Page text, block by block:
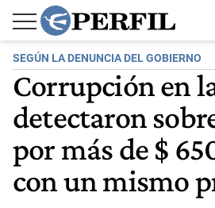
SEGÚN LA DENUNCIA DEL GOBIERNO
Corrupción en
detectaron
por más de $
con un mismo